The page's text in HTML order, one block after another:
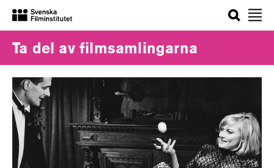
Sök
Ta del av filmsamlingarna